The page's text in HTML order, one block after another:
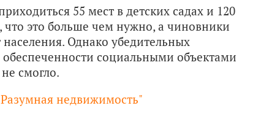
55 мест в детских садах и 120
это больше чем нужно, а чиновники
Однако убедительных
социальными объектами
смогло.
недвижимость"